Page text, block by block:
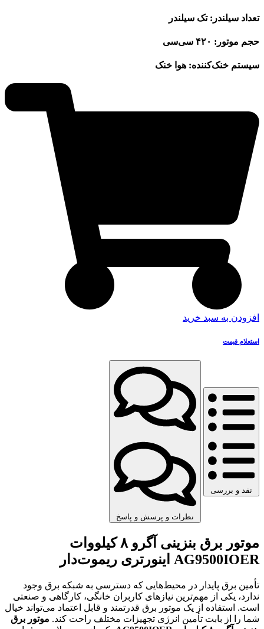
تعداد سیلندر: تک سیلندر
حجم موتور: ۴۲۰ سی‌سی
سیستم خنک‌کننده: هوا خنک
افزودن به سبد خرید
استعلام قیمت
نقد و بررسی
نظرات و پرسش و پاسخ
موتور برق بنزینی آگرو ۸ کیلووات
AG9500IOER اینورتری ریموت‌دار
تأمین برق پایدار در محیط‌هایی که دسترسی به شبکه برق وجود
ندارد، یکی از مهم‌ترین نیازهای کاربران خانگی، کارگاهی و صنعتی
است. استفاده از یک موتور برق قدرتمند و قابل اعتماد می‌تواند خیال
شما را از بابت تأمین انرژی تجهیزات مختلف راحت کند. موتور برق